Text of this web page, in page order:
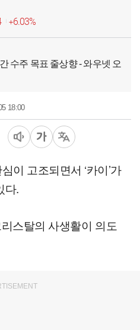
6.03%
수주 목표 줄상향 - 와우넷 오
18:00
이 고조되면서 ‘카이’가
다.
스탈의 사생활이 의도